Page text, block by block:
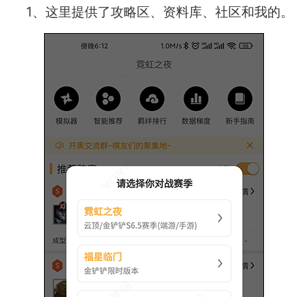
1、这里提供了攻略区、资料库、社区和我的。